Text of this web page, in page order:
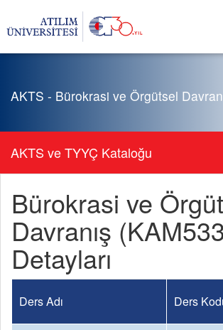
AKTS - Bürokrasi ve Örgütsel
AKTS ve TYYÇ Kataloğu
Bürokrasi ve
Davranış
Detayları
Ders Adı Ders